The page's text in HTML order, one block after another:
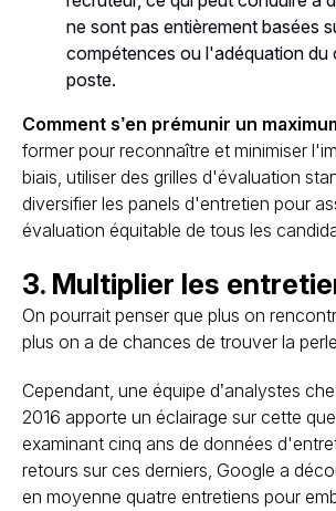
ne sont pas entièrement basées
compétences ou l'adéquation du
poste.
Comment s’en prémunir un
former pour reconnaître et minimiser
biais, utiliser des grilles d'évaluation
diversifier les panels d'entretien pour
évaluation équitable de tous les
3. Multiplier les
On pourrait penser que plus on
plus on a de chances de trouver la
Cependant, une équipe d’analystes
2016 apporte un éclairage sur cette
examinant cinq ans de données
retours sur ces derniers, Google a
en moyenne quatre entretiens pour